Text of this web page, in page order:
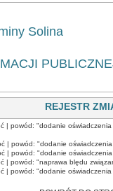
Solina
REJESTR
| powód: "dodanie
| powód: "dodanie
| powód: "dodanie
| powód: "naprawa blędu
| powód: "dodanie